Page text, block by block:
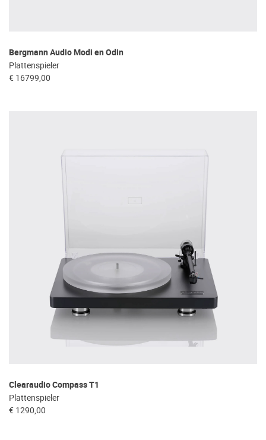
Bergmann Audio Modi en Odin
Plattenspieler
€ 16799,00
Clearaudio Compass T1
Plattenspieler
€ 1290,00